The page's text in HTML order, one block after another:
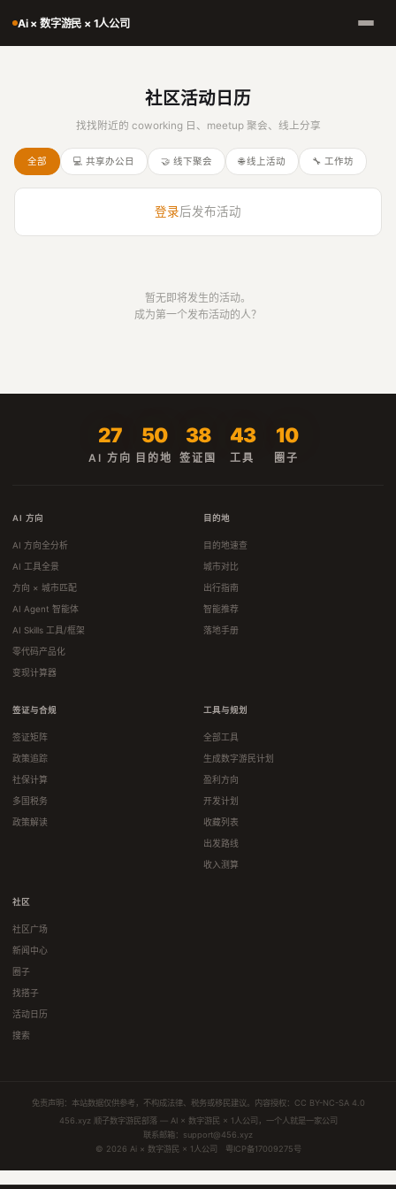
Ai × 数字游民 × 1人公司
社区活动日历
找找附近的 coworking 日、meetup 聚会、线上分享
全部 💻 共享办公日 🤝 线下聚会 🌐 线上活动 🔧 工作坊
登录后发布活动
暂无即将发生的活动。
成为第一个发布活动的人？
27
AI 方向
50
目的地
38
签证国
43
工具
10
圈子
AI 方向
AI 方向全分析
AI 工具全景
方向 × 城市匹配
AI Agent 智能体
AI Skills 工具/框架
零代码产品化
变现计算器
目的地
目的地速查
城市对比
出行指南
智能推荐
落地手册
签证与合规
签证矩阵
政策追踪
社保计算
多国税务
政策解读
工具与规划
全部工具
生成数字游民计划
盈利方向
开发计划
收藏列表
出发路线
收入测算
社区
社区广场
新闻中心
圈子
找搭子
活动日历
搜索
免责声明：本站数据仅供参考，不构成法律、税务或移民建议。内容授权： CC BY-NC-SA 4.0
456.xyz 顺子数字游民部落 — AI × 数字游民 × 1人公司，一个人就是一家公司
联系邮箱： support@456.xyz
© 2026 Ai × 数字游民 × 1人公司
粤ICP备17009275号